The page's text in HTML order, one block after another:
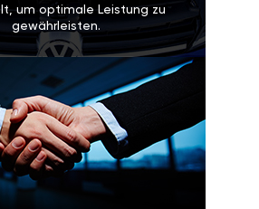
um optimale Leistung zu
gewährleisten.